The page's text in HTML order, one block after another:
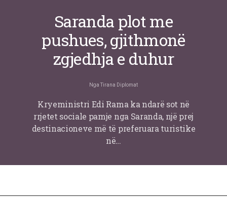
Saranda plot me
pushues, gjithmonë
zgjedhja e duhur
Nga Tirana Diplomat
Kryeministri Edi Rama ka ndarë sot në
rrjetet sociale pamje nga Saranda, një prej
destinacioneve më të preferuara turistike
në…